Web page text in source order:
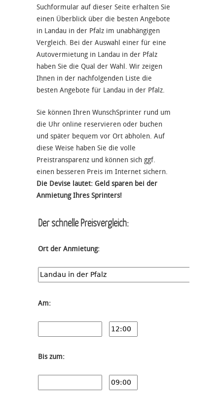
Suchformular auf dieser Seite erhalten Sie
einen Überblick über die besten Angebote
in Landau in der Pfalz im unabhängigen
Vergleich. Bei der Auswahl einer für eine
Autovermietung in Landau in der Pfalz
haben Sie die Qual der Wahl. Wir zeigen
Ihnen in der nachfolgenden Liste die
besten Angebote für Landau in der Pfalz.
Sie können Ihren WunschSprinter rund um
die Uhr online reservieren oder buchen
und später bequem vor Ort abholen. Auf
diese Weise haben Sie die volle
Preistransparenz und können sich ggf.
einen besseren Preis im Internet sichern.
Die Devise lautet: Geld sparen bei der
Anmietung Ihres Sprinters!
Der schnelle Preisvergleich:
Ort der Anmietung:
Am:
Bis zum: